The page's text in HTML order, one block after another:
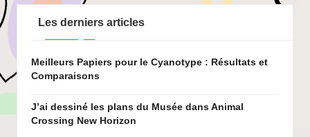
Les derniers articles
Meilleurs Papiers pour le Cyanotype : Résultats et
Comparaisons
J’ai dessiné les plans du Musée dans Animal
Crossing New Horizon